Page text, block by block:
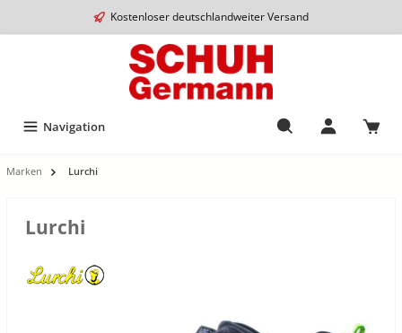
Kostenloser deutschlandweiter Versand
Navigation
Marken Lurchi
Lurchi